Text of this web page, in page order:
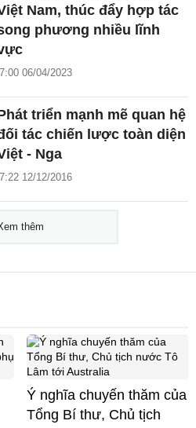
Nam, thúc đẩy hợp tác
phương nhiều lĩnh
06/04/2023
triển mạnh mẽ quan hệ
tác chiến lược toàn diện
- Nga
12/12/2016
thêm
Ý nghĩa chuyến thăm của
Tổng Bí thư, Chủ tịch